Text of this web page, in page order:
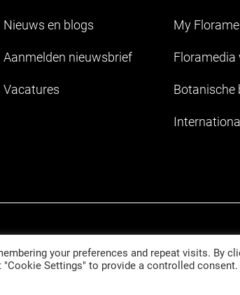
Nieuws en blogs
Aanmelden nieuwsbrief
Vacatures
My
Floramedia
Botanische
your preferences and repeat visits. By
Settings" to provide a controlled consent.